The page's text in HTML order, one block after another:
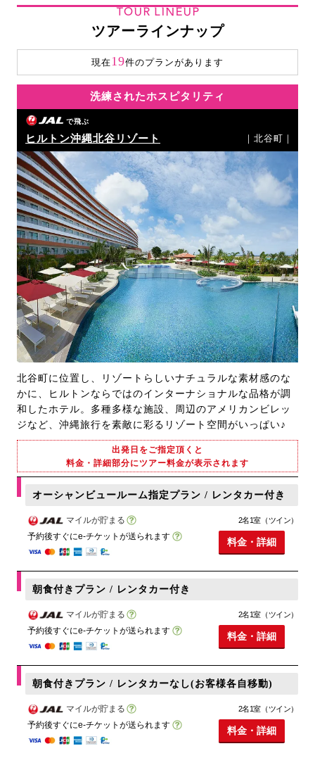
TOUR LINEUP
ツアーラインナップ
現在19件のプランがあります
洗練されたホスピタリティ
で飛ぶ
ヒルトン沖縄北谷リゾート ｜北谷町｜
北谷町に位置し、リゾートらしいナチュラルな素材感のな
かに、ヒルトンならではのインターナショナルな品格が調
和したホテル。多種多様な施設、周辺のアメリカンビレッ
ジなど、沖縄旅行を素敵に彩るリゾート空間がいっぱい♪
出発日をご指定頂くと
料金・詳細部分にツアー料金が表示されます
オーシャンビュールーム指定プラン / レンタカー付き
マイルが貯まる
予約後すぐにe-チケットが送られます
2名1室（ツイン）
料金・詳細
朝食付きプラン / レンタカー付き
マイルが貯まる
予約後すぐにe-チケットが送られます
2名1室（ツイン）
料金・詳細
朝食付きプラン / レンタカーなし(お客様各自移動)
マイルが貯まる
予約後すぐにe-チケットが送られます
2名1室（ツイン）
料金・詳細